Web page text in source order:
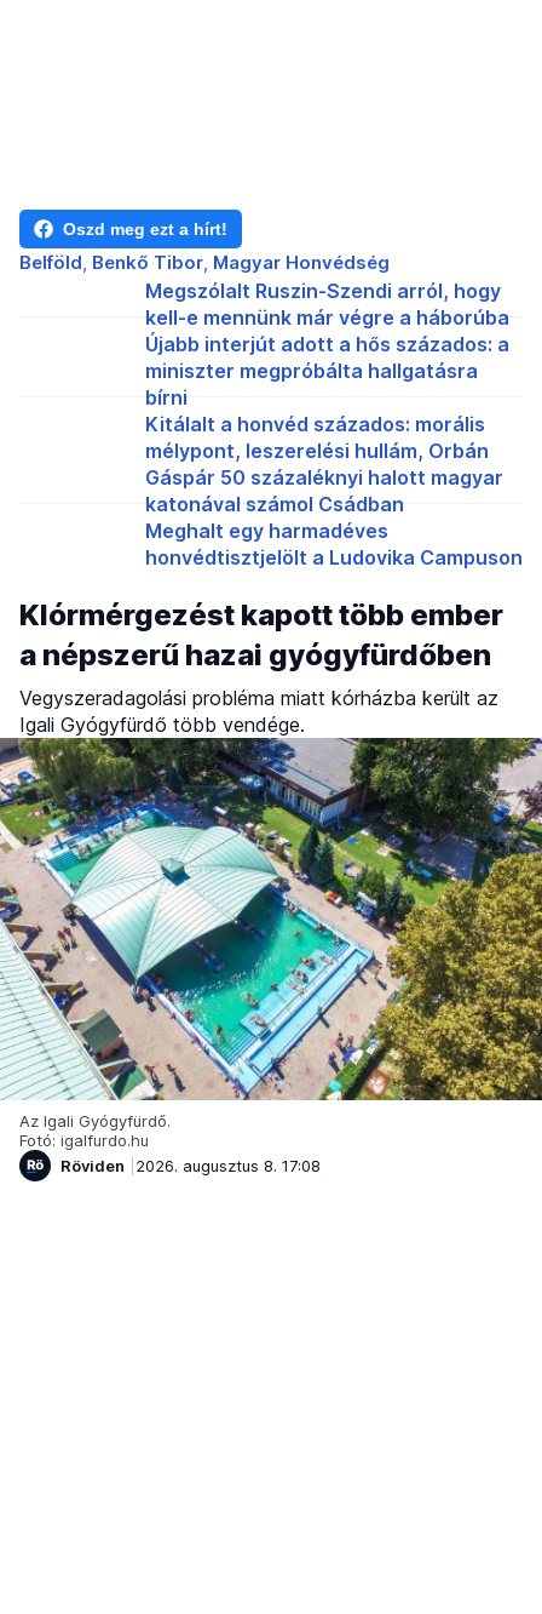
Oszd meg ezt a hírt!
Belföld Benkő Tibor Magyar Honvédség
Megszólalt Ruszin-Szendi arról, hogy
kell-e mennünk már végre a háborúba
Újabb interjút adott a hős százados: a
miniszter megpróbálta hallgatásra
bírni
Kitálalt a honvéd százados: morális
mélypont, leszerelési hullám, Orbán
Gáspár 50 százaléknyi halott magyar
katonával számol Csádban
Meghalt egy harmadéves
honvédtisztjelölt a Ludovika Campuson
Klórmérgezést kapott több ember
a népszerű hazai gyógyfürdőben
Vegyszeradagolási probléma miatt kórházba került az
Igali Gyógyfürdő több vendége.
Az Igali Gyógyfürdő.
Fotó: igalfurdo.hu
Röviden
2026. augusztus 8. 17:08